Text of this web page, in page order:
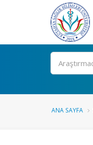
Ara
ANA SAYFA